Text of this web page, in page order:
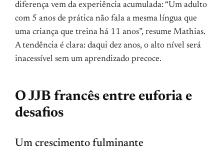
diferença vem da experiência acumulada: “Um adulto
com 5 anos de prática não fala a mesma língua que
uma criança que treina há 11 anos”, resume Mathias.
A tendência é clara: daqui dez anos, o alto nível será
inacessível sem um aprendizado precoce.
O JJB francês entre euforia e
desafios
Um crescimento fulminante